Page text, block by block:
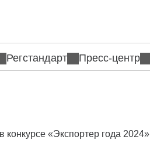
Регстандарт Пресс-центр
конкурсе «Экспортер года 2024»